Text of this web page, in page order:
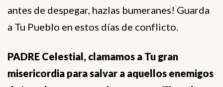
antes de despegar, hazlas bumeranes! Guarda
a Tu Pueblo en estos días de conflicto.
PADRE Celestial, clamamos a Tu gran
misericordia para salvar a aquellos enemigos